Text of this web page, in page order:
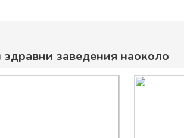
заведения наоколо